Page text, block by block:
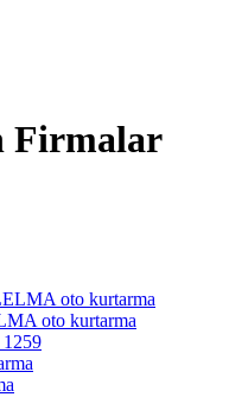
Firmalar
oto kurtarma